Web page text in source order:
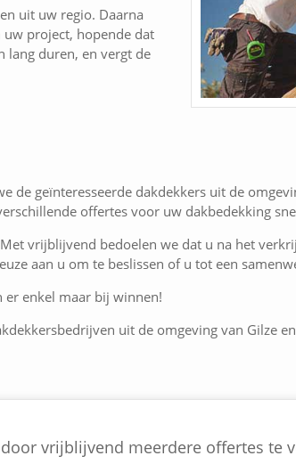
uit uw regio. Daarna
project, hopende dat
lang duren, en vergt de
geïnteresseerde dakdekkers uit de
offertes voor uw dakbedekking
vrijblijvend bedoelen we dat u na het
aan u om te beslissen of u tot een
er enkel maar bij winnen!
uit de omgeving van Gilze
vrijblijvend meerdere offertes te